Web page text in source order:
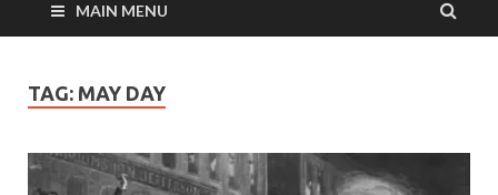
MAIN MENU
TAG: MAY DAY